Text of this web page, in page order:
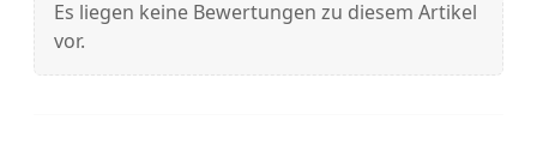
Es liegen keine Bewertungen zu diesem Artikel
vor.